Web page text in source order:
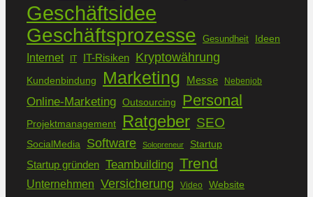
Geschäftsidee
Geschäftsprozesse Gesundheit Ideen
Internet IT IT-Risiken Kryptowährung
Kundenbindung Marketing Messe Nebenjob
Online-Marketing Outsourcing Personal
Projektmanagement Ratgeber SEO
SocialMedia Software Solopreneur Startup
Startup gründen Teambuilding Trend
Unternehmen Versicherung Video Website